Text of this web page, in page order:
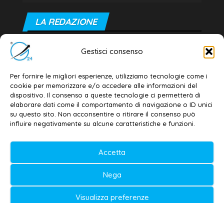
Gestisci consenso
Per fornire le migliori esperienze, utilizziamo tecnologie come i
cookie per memorizzare e/o accedere alle informazioni del
dispositivo. Il consenso a queste tecnologie ci permetterà di
elaborare dati come il comportamento di navigazione o ID unici
su questo sito. Non acconsentire o ritirare il consenso può
influire negativamente su alcune caratteristiche e funzioni.
Accetta
Nega
Visualizza preferenze
LA REDAZIONE
Editore e direttore responsabile:
Dott. Daniele G. Masciullo
Email: redazione@galatina24.it
Contatti –Disclaimer
Privacy policy –Cookie policy
Testata iscritta al n. 11/2020 Registro della
Stampa Tribunale di Lecce
Editore e direttore responsabile: